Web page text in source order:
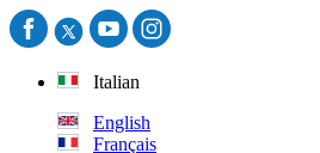
Italian
English
Français